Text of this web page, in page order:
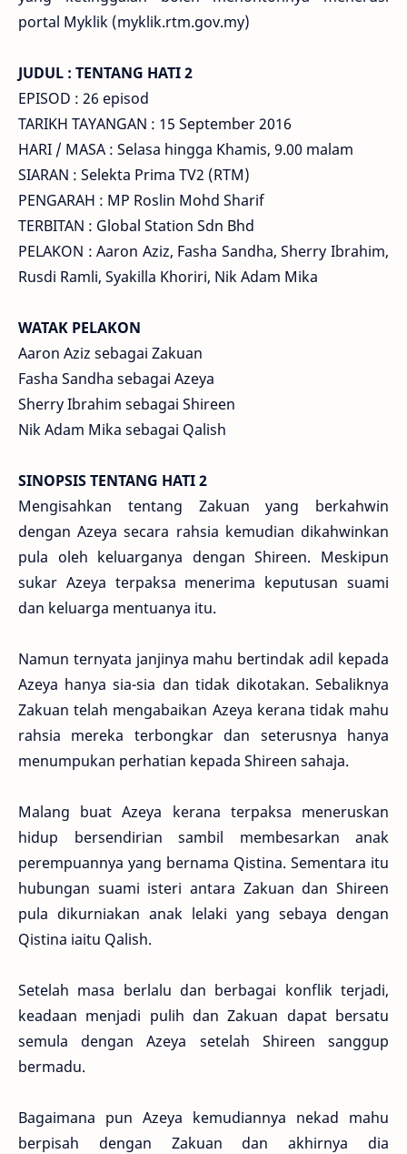
portal Myklik (myklik.rtm.gov.my)
JUDUL : TENTANG HATI 2
EPISOD : 26 episod
TARIKH TAYANGAN : 15 September 2016
HARI / MASA : Selasa hingga Khamis, 9.00 malam
SIARAN : Selekta Prima TV2 (RTM)
PENGARAH : MP Roslin Mohd Sharif
TERBITAN : Global Station Sdn Bhd
PELAKON : Aaron Aziz, Fasha Sandha, Sherry Ibrahim,
Rusdi Ramli, Syakilla Khoriri, Nik Adam Mika
WATAK PELAKON
Aaron Aziz sebagai Zakuan
Fasha Sandha sebagai Azeya
Sherry Ibrahim sebagai Shireen
Nik Adam Mika sebagai Qalish
SINOPSIS TENTANG HATI 2
Mengisahkan tentang Zakuan yang berkahwin
dengan Azeya secara rahsia kemudian dikahwinkan
pula oleh keluarganya dengan Shireen. Meskipun
sukar Azeya terpaksa menerima keputusan suami
dan keluarga mentuanya itu.
Namun ternyata janjinya mahu bertindak adil kepada
Azeya hanya sia-sia dan tidak dikotakan. Sebaliknya
Zakuan telah mengabaikan Azeya kerana tidak mahu
rahsia mereka terbongkar dan seterusnya hanya
menumpukan perhatian kepada Shireen sahaja.
Malang buat Azeya kerana terpaksa meneruskan
hidup bersendirian sambil membesarkan anak
perempuannya yang bernama Qistina. Sementara itu
hubungan suami isteri antara Zakuan dan Shireen
pula dikurniakan anak lelaki yang sebaya dengan
Qistina iaitu Qalish.
Setelah masa berlalu dan berbagai konflik terjadi,
keadaan menjadi pulih dan Zakuan dapat bersatu
semula dengan Azeya setelah Shireen sanggup
bermadu.
Bagaimana pun Azeya kemudiannya nekad mahu
berpisah dengan Zakuan dan akhirnya dia